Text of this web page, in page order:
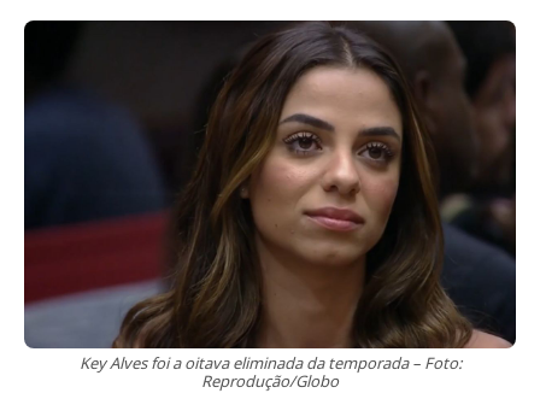
Key Alves foi a oitava eliminada da temporada – Foto:
Reprodução/Globo